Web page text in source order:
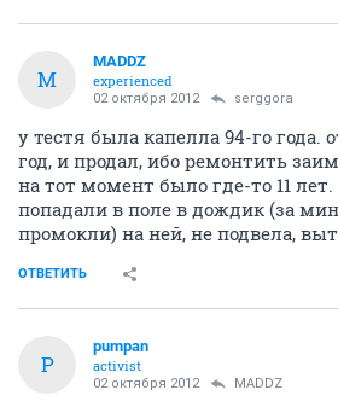
M
MADDZ
experienced
02 октября 2012 serggora
у тестя была капелла 94-го года.
год, и продал, ибо ремонтить
на тот момент было где-то 11
попадали в поле в дождик (за
промокли) на ней, не подвела,
ОТВЕТИТЬ
P
pumpan
activist
02 октября 2012 MADDZ